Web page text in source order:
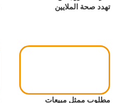
تهدد صحة الملايين
مطلوب ممثل مبيعات